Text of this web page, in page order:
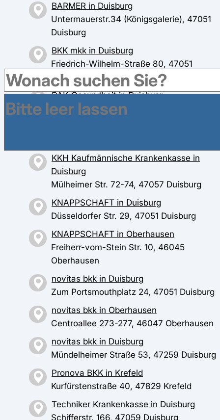
BARMER in Duisburg
Untermauerstr.34 (Königsgalerie), 47051
Duisburg
BKK mkk in Duisburg
Friedrich-Wilhelm-Straße 80, 47051
Duisburg
DAK-Gesundheit in Duisburg
Landfermannstr. 6, 47051 Duisburg
KKH Kaufmännische Krankenkasse in
Duisburg
Mülheimer Str. 72-74, 47057 Duisburg
KNAPPSCHAFT in Duisburg
Düsseldorfer Str. 29, 47051 Duisburg
KNAPPSCHAFT in Oberhausen
Freiherr-vom-Stein Str. 10, 46045
Oberhausen
novitas bkk in Duisburg
Zum Portsmouthplatz 24, 47051 Duisburg
novitas bkk in Oberhausen
Centroallee 273-277, 46047 Oberhausen
novitas bkk in Duisburg
Mündelheimer Straße 53, 47259 Duisburg
Pronova BKK in Krefeld
Kurfürstenstraße 40, 47829 Krefeld
Techniker Krankenkasse in Duisburg
Schifferstr. 166, 47059 Duisburg